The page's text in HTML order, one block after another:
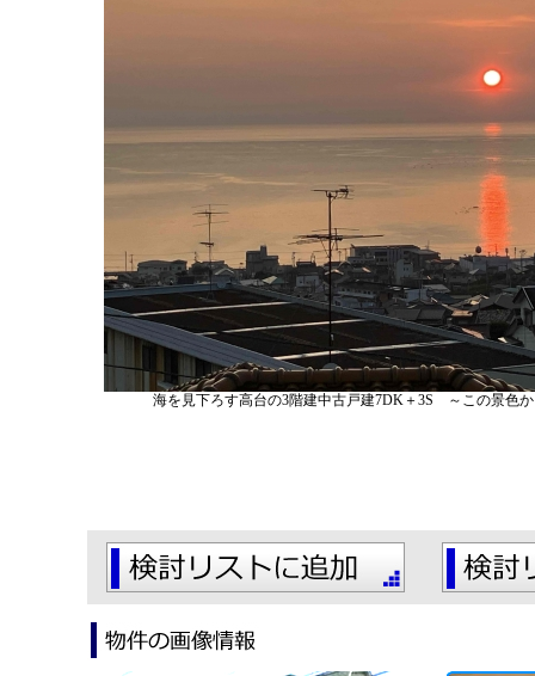
海を見下ろす高台の3階建中古戸建7DK＋3S ～この景色